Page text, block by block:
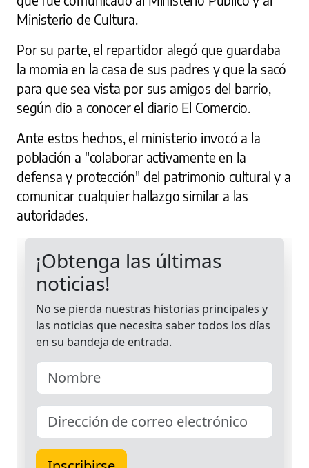
Ministerio de Cultura.
Por su parte, el repartidor alegó que guardaba
la momia en la casa de sus padres y que la sacó
para que sea vista por sus amigos del barrio,
según dio a conocer el diario El Comercio.
Ante estos hechos, el ministerio invocó a la
población a "colaborar activamente en la
defensa y protección" del patrimonio cultural y a
comunicar cualquier hallazgo similar a las
autoridades.